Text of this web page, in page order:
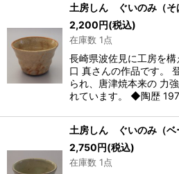
並び順:
絞り込む
土房しん ぐいのみ（そ
2,200円(税込)
在庫数 1点
長崎県波佐見に工房を
口 真さんの作品です。
られ、唐津焼本来の 力
れています。 ◆陶歴
土房しん ぐいのみ（ベ
2,750円(税込)
在庫数 1点